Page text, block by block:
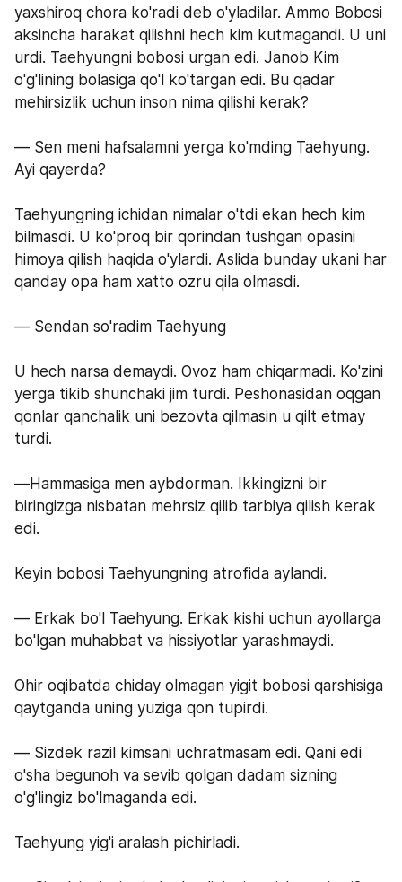
yaxshiroq chora ko'radi deb o'yladilar. Ammo Bobosi
aksincha harakat qilishni hech kim kutmagandi. U uni
urdi. Taehyungni bobosi urgan edi. Janob Kim
o'g'lining bolasiga qo'l ko'targan edi. Bu qadar
mehirsizlik uchun inson nima qilishi kerak?
— Sen meni hafsalamni yerga ko'mding Taehyung.
Ayi qayerda?
Taehyungning ichidan nimalar o'tdi ekan hech kim
bilmasdi. U ko'proq bir qorindan tushgan opasini
himoya qilish haqida o'ylardi. Aslida bunday ukani har
qanday opa ham xatto ozru qila olmasdi.
— Sendan so'radim Taehyung
U hech narsa demaydi. Ovoz ham chiqarmadi. Ko'zini
yerga tikib shunchaki jim turdi. Peshonasidan oqgan
qonlar qanchalik uni bezovta qilmasin u qilt etmay
turdi.
—Hammasiga men aybdorman. Ikkingizni bir
biringizga nisbatan mehrsiz qilib tarbiya qilish kerak
edi.
Keyin bobosi Taehyungning atrofida aylandi.
— Erkak bo'l Taehyung. Erkak kishi uchun ayollarga
bo'lgan muhabbat va hissiyotlar yarashmaydi.
Ohir oqibatda chiday olmagan yigit bobosi qarshisiga
qaytganda uning yuziga qon tupirdi.
— Sizdek razil kimsani uchratmasam edi. Qani edi
o'sha begunoh va sevib qolgan dadam sizning
o'g'lingiz bo'lmaganda edi.
Taehyung yig'i aralash pichirladi.